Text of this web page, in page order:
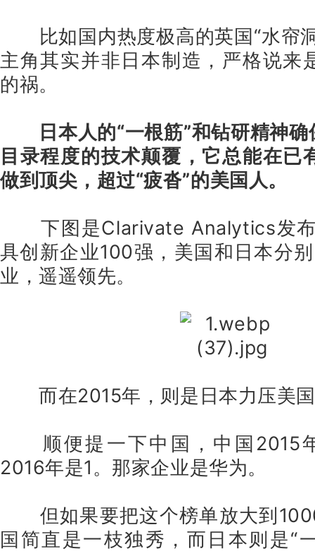
比如国内热度极高的英国“水帘
主角其实并非日本制造，严格说来
的祸。
日本人的“一根筋”和钻研精神
目录程度的技术颠覆，它总能在已
做到顶尖，超过“疲沓”的美国人。
下图是Clarivate Analytics发
具创新企业100强，美国和日本分
业，遥遥领先。
而在2015年，则是日本力压美
顺便提一下中国，中国2015
2016年是1。那家企业是华为。
但如果要把这个榜单放大到
国简直是一枝独秀，而日本则是“